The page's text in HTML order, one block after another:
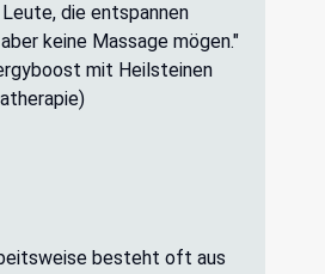
die entspannen
keine Massage mögen."
mit Heilsteinen
besteht oft aus